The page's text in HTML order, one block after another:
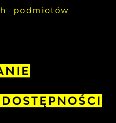
podmiotów